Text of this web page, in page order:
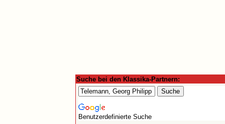
Suche bei den Klassika-Partnern:
Benutzerdefinierte Suche